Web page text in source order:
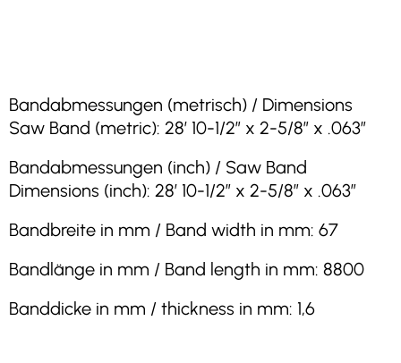
Bandabmessungen (metrisch) / Dimensions
Saw Band (metric): 28′ 10-1/2″ x 2-5/8″ x .063″
Bandabmessungen (inch) / Saw Band
Dimensions (inch): 28′ 10-1/2″ x 2-5/8″ x .063″
Bandbreite in mm / Band width in mm: 67
Bandlänge in mm / Band length in mm: 8800
Banddicke in mm / thickness in mm: 1,6